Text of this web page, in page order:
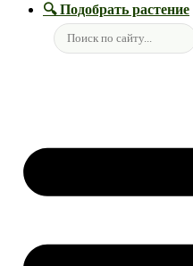
🔍 Подобрать растение